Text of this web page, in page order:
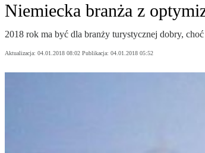
Niemiecka branża z
2018 rok ma być dla branży turystycznej dobry,
Aktualizacja: 04.01.2018 08:02 Publikacja: 04.01.2018 05:52